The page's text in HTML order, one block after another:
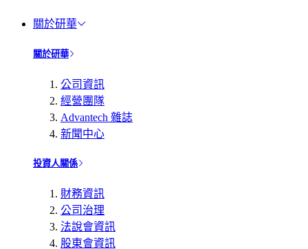
關於研華
關於研華
公司資訊
經營團隊
Advantech 雜誌
新聞中心
投資人關係
財務資訊
公司治理
法說會資訊
股東會資訊